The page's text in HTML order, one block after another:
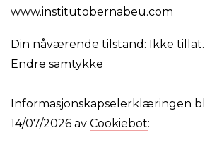
www.institutobernabeu.com
Din nåværende tilstand: Ikke tillat.
Endre samtykke
Informasjonskapselerklæringen
14/07/2026 av Cookiebot: